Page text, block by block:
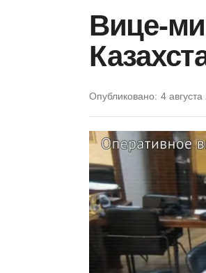
Вице-
Опубликовано: 4